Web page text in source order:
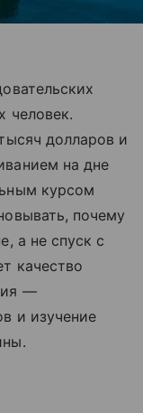
человек.
долларов и
на дне
курсом
почему
а не спуск с
качество
—
и изучение